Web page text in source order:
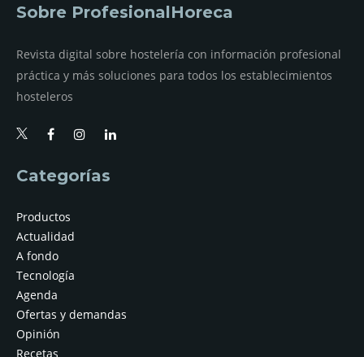
Sobre ProfesionalHoreca
Revista digital sobre hostelería con información profesional
práctica y más soluciones para todos los establecimientos
hosteleros
Categorías
Productos
Actualidad
A fondo
Tecnología
Agenda
Ofertas y demandas
Opinión
Recetas